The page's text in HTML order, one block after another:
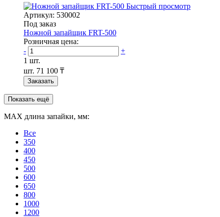
Быстрый просмотр
Артикул: 530002
Под заказ
Ножной запайщик FRT-500
Розничная цена:
-
+
1 шт.
шт. 71 100 ₸
Заказать
Показать ещё
МАХ длина запайки, мм:
Все
350
400
450
500
600
650
800
1000
1200